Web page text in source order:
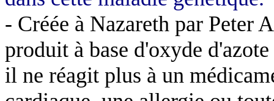
- Créée à Nazareth par Peter
produit à base d'oxyde
il ne réagit plus à un